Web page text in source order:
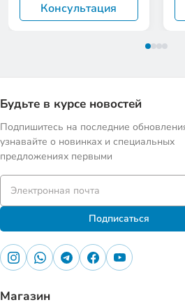
Консультация
Будьте в курсе новостей
Подпишитесь на последние
узнавайте о новинках и специальных
предложениях первыми
Подписаться
Магазин